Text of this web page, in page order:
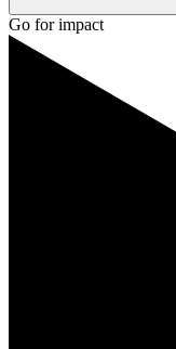
Go for impact